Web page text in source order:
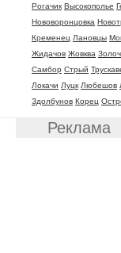
Рогачик Высокополье
Нововоронцовка
Кременец Лановцы
Жидачов Жовква
Самбор Стрый
Локачи Луцк Любешов
Здолбунов Корец
Реклама